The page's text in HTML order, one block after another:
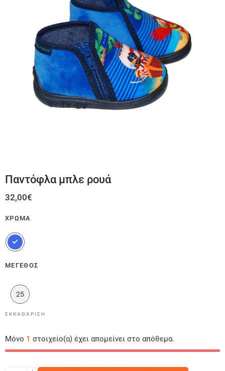
Παντόφλα μπλε ρουά
32,00€
ΧΡΏΜΑ
ΜΈΓΕΘΟΣ
25
ΕΚΚΑΘΆΡΙΣΗ
Μόνο 1 στοιχείο(α) έχει απομείνει στο απόθεμα.